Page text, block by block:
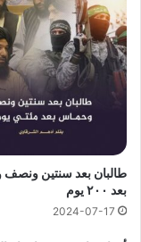
طالبان بعد سنتين
بعد ٢٠٠ يوم
2024-07-17